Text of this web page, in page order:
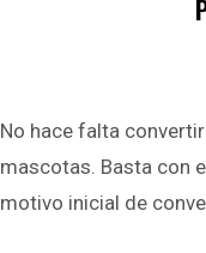
No hace falta
mascotas. Basta con
motivo inicial de